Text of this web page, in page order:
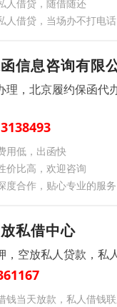
人借贷，随借随还
人借贷，当场办不打电话
信息咨询有限
理，北京履约保函代
用低，出函快
价比高，欢迎咨询
度合作，贴心专业的服务
私借中心
，空放私人贷款，私
钱当天放款，私人借钱